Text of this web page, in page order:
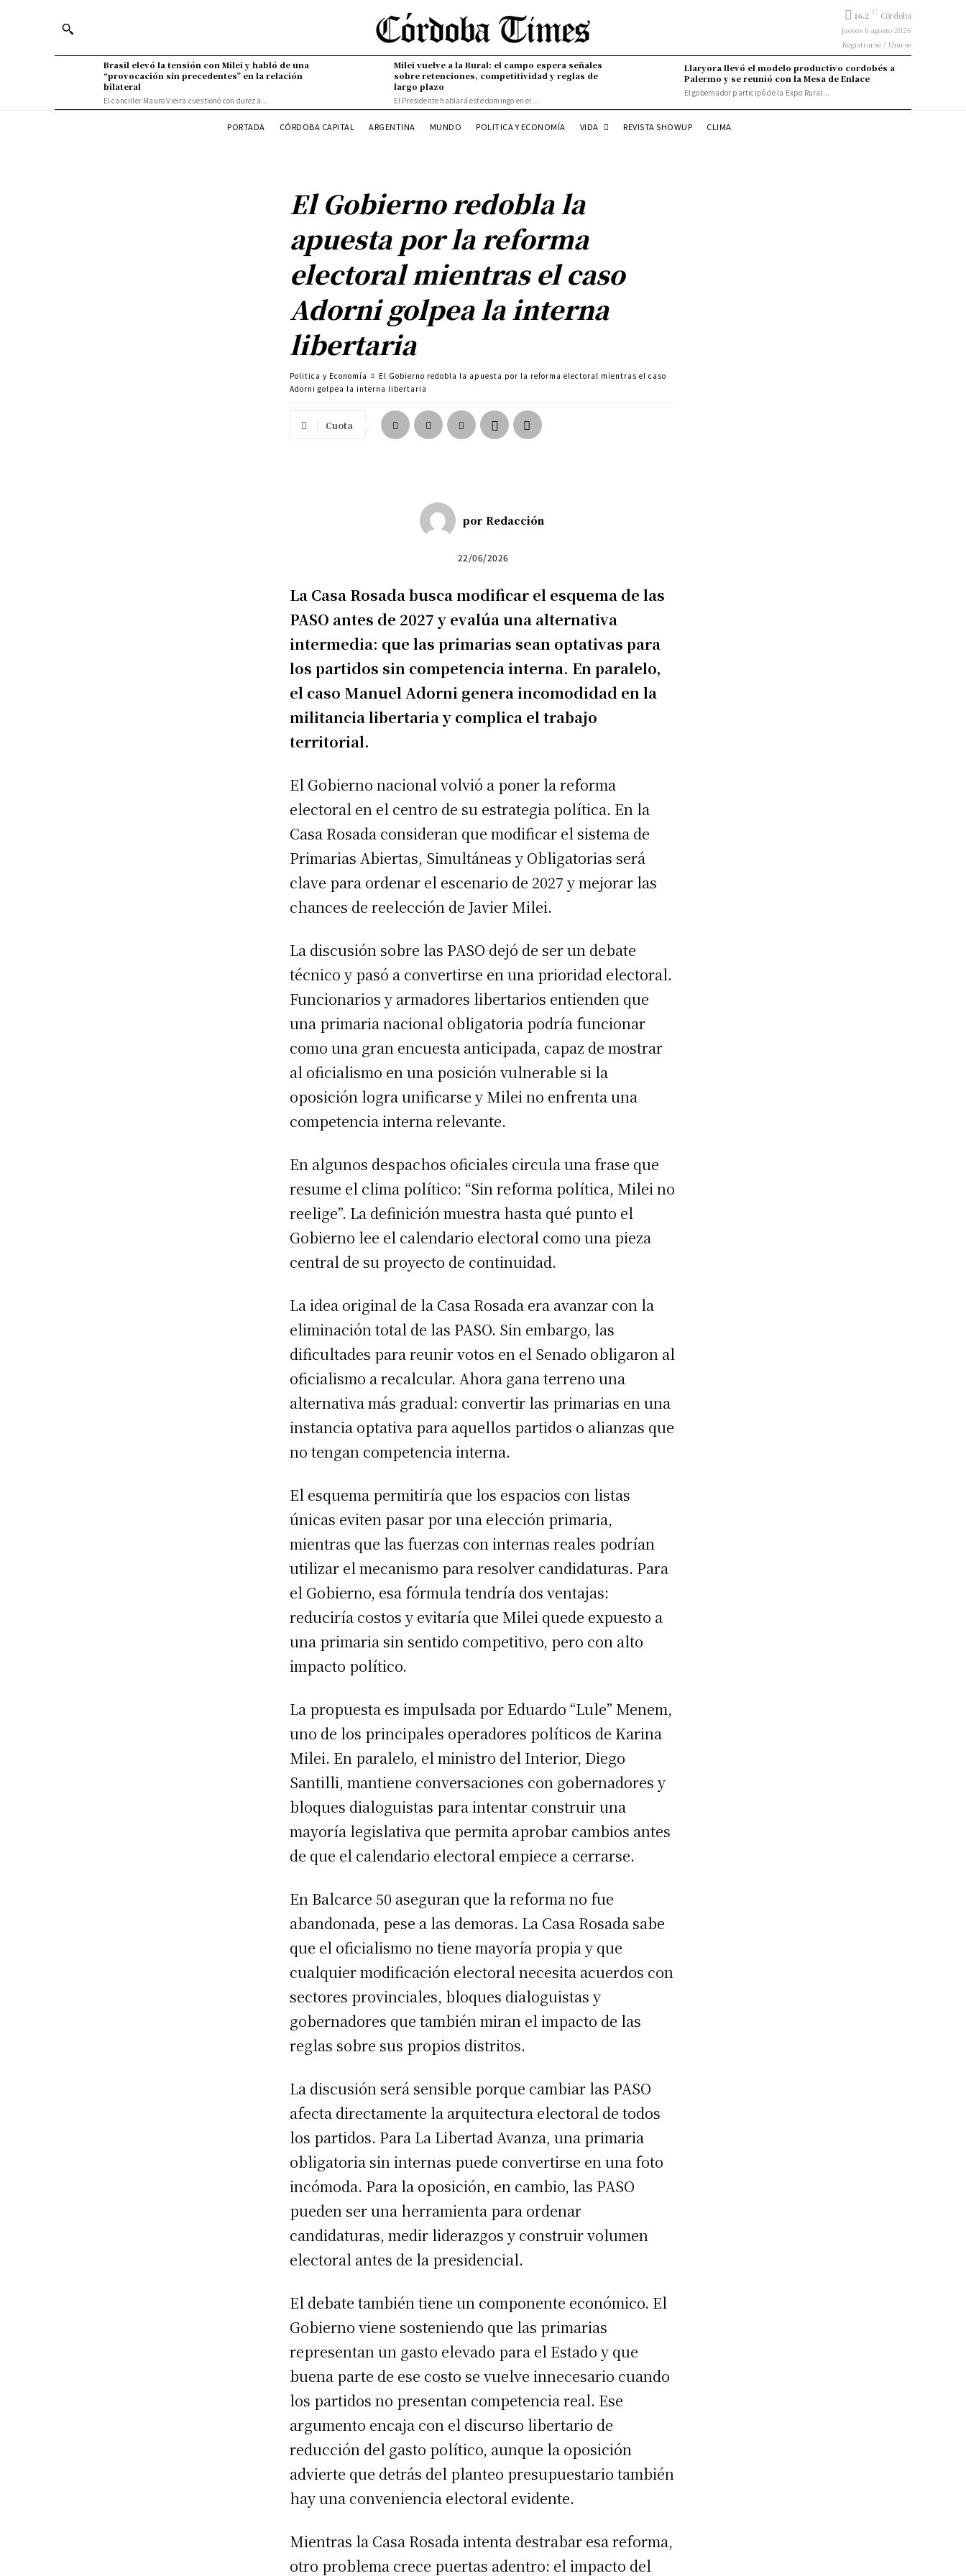
16.2 C Córdoba
jueves 6 agosto 2026
Registrarse / Unirse
Brasil elevó la tensión con Milei y habló de una
“provocación sin precedentes” en la relación
bilateral
El canciller Mauro Vieira cuestionó con dureza...
Milei vuelve a la Rural: el campo espera señales
sobre retenciones, competitividad y reglas de
largo plazo
El Presidente hablará este domingo en el...
Llaryora llevó el modelo productivo cordobés a
Palermo y se reunió con la Mesa de Enlace
El gobernador participó de la Expo Rural...
PORTADA CÓRDOBA CAPITAL ARGENTINA MUNDO POLITICA Y ECONOMÍA VIDA REVISTA SHOWUP CLIMA
El Gobierno redobla la
apuesta por la reforma
electoral mientras el caso
Adorni golpea la interna
libertaria
Politica y Economía
El Gobierno redobla la apuesta por la reforma electoral mientras el caso
Adorni golpea la interna libertaria
Cuota
por Redacción
22/06/2026
La Casa Rosada busca modificar el esquema de las
PASO antes de 2027 y evalúa una alternativa
intermedia: que las primarias sean optativas para
los partidos sin competencia interna. En paralelo,
el caso Manuel Adorni genera incomodidad en la
militancia libertaria y complica el trabajo
territorial.
El Gobierno nacional volvió a poner la reforma
electoral en el centro de su estrategia política. En la
Casa Rosada consideran que modificar el sistema de
Primarias Abiertas, Simultáneas y Obligatorias será
clave para ordenar el escenario de 2027 y mejorar las
chances de reelección de Javier Milei.
La discusión sobre las PASO dejó de ser un debate
técnico y pasó a convertirse en una prioridad electoral.
Funcionarios y armadores libertarios entienden que
una primaria nacional obligatoria podría funcionar
como una gran encuesta anticipada, capaz de mostrar
al oficialismo en una posición vulnerable si la
oposición logra unificarse y Milei no enfrenta una
competencia interna relevante.
En algunos despachos oficiales circula una frase que
resume el clima político: “Sin reforma política, Milei no
reelige”. La definición muestra hasta qué punto el
Gobierno lee el calendario electoral como una pieza
central de su proyecto de continuidad.
La idea original de la Casa Rosada era avanzar con la
eliminación total de las PASO. Sin embargo, las
dificultades para reunir votos en el Senado obligaron al
oficialismo a recalcular. Ahora gana terreno una
alternativa más gradual: convertir las primarias en una
instancia optativa para aquellos partidos o alianzas que
no tengan competencia interna.
El esquema permitiría que los espacios con listas
únicas eviten pasar por una elección primaria,
mientras que las fuerzas con internas reales podrían
utilizar el mecanismo para resolver candidaturas. Para
el Gobierno, esa fórmula tendría dos ventajas:
reduciría costos y evitaría que Milei quede expuesto a
una primaria sin sentido competitivo, pero con alto
impacto político.
La propuesta es impulsada por Eduardo “Lule” Menem,
uno de los principales operadores políticos de Karina
Milei. En paralelo, el ministro del Interior, Diego
Santilli, mantiene conversaciones con gobernadores y
bloques dialoguistas para intentar construir una
mayoría legislativa que permita aprobar cambios antes
de que el calendario electoral empiece a cerrarse.
En Balcarce 50 aseguran que la reforma no fue
abandonada, pese a las demoras. La Casa Rosada sabe
que el oficialismo no tiene mayoría propia y que
cualquier modificación electoral necesita acuerdos con
sectores provinciales, bloques dialoguistas y
gobernadores que también miran el impacto de las
reglas sobre sus propios distritos.
La discusión será sensible porque cambiar las PASO
afecta directamente la arquitectura electoral de todos
los partidos. Para La Libertad Avanza, una primaria
obligatoria sin internas puede convertirse en una foto
incómoda. Para la oposición, en cambio, las PASO
pueden ser una herramienta para ordenar
candidaturas, medir liderazgos y construir volumen
electoral antes de la presidencial.
El debate también tiene un componente económico. El
Gobierno viene sosteniendo que las primarias
representan un gasto elevado para el Estado y que
buena parte de ese costo se vuelve innecesario cuando
los partidos no presentan competencia real. Ese
argumento encaja con el discurso libertario de
reducción del gasto político, aunque la oposición
advierte que detrás del planteo presupuestario también
hay una conveniencia electoral evidente.
Mientras la Casa Rosada intenta destrabar esa reforma,
otro problema crece puertas adentro: el impacto del